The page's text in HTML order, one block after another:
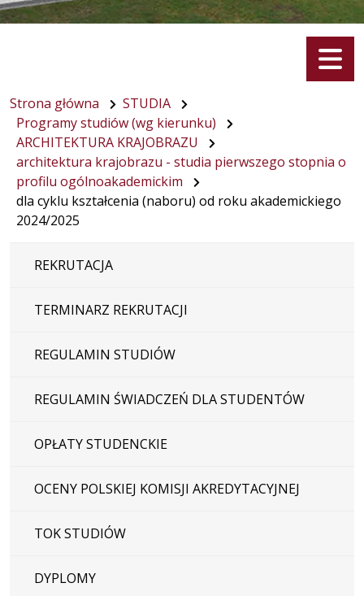
Menu
Strona główna
STUDIA
Programy studiów (wg kierunku)
ARCHITEKTURA KRAJOBRAZU
architektura krajobrazu - studia pierwszego stopnia o
profilu ogólnoakademickim
dla cyklu kształcenia (naboru) od roku akademickiego
2024/2025
REKRUTACJA
TERMINARZ REKRUTACJI
REGULAMIN STUDIÓW
REGULAMIN ŚWIADCZEŃ DLA STUDENTÓW
OPŁATY STUDENCKIE
OCENY POLSKIEJ KOMISJI AKREDYTACYJNEJ
TOK STUDIÓW
DYPLOMY